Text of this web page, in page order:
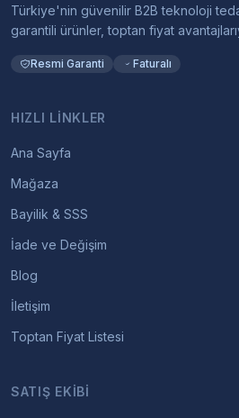
Türkiye'nin güvenilir B2B teknoloji
garantili ürünler, toptan fiyat
Resmi Garanti Faturalı
HIZLI LINKLER
Ana Sayfa
Mağaza
Bayilik & SSS
İade ve Değişim
Blog
İletişim
Toptan Fiyat Listesi
SATIŞ EKIBI